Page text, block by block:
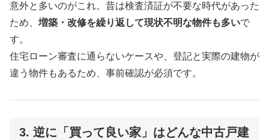
意外と多いのがこれ。昔は検査済証が不要な時代があった
ため、 増築・改修を繰り返して現状不明な物件も多いで
す。
住宅ローン審査に通らないケースや、登記と実際の建物が
違う物件もあるため、事前確認が必須です。
3. 逆に「買って良い家」はどんな中古戸建